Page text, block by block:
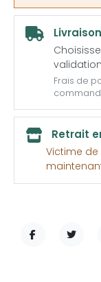
Livraison
Frais de
Retrait
Victime